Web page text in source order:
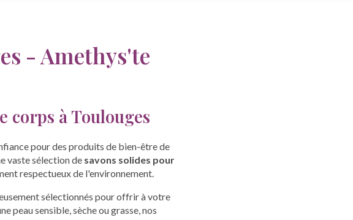
- Amethys'te
corps à Toulouges
pour des produits de bien-être de
vaste sélection de savons solides pour
respectueux de l'environnement.
sélectionnés pour offrir à votre
peau sensible, sèche ou grasse, nos